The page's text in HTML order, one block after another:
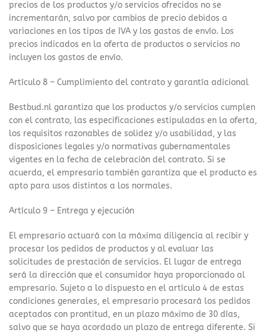
precios de los productos y/o servicios ofrecidos no se
incrementarán, salvo por cambios de precio debidos a
variaciones en los tipos de IVA y los gastos de envío. Los
precios indicados en la oferta de productos o servicios no
incluyen los gastos de envío.
Artículo 8 – Cumplimiento del contrato y garantía adicional
Bestbud.nl garantiza que los productos y/o servicios cumplen
con el contrato, las especificaciones estipuladas en la oferta,
los requisitos razonables de solidez y/o usabilidad, y las
disposiciones legales y/o normativas gubernamentales
vigentes en la fecha de celebración del contrato. Si se
acuerda, el empresario también garantiza que el producto es
apto para usos distintos a los normales.
Artículo 9 – Entrega y ejecución
El empresario actuará con la máxima diligencia al recibir y
procesar los pedidos de productos y al evaluar las
solicitudes de prestación de servicios. El lugar de entrega
será la dirección que el consumidor haya proporcionado al
empresario. Sujeto a lo dispuesto en el artículo 4 de estas
condiciones generales, el empresario procesará los pedidos
aceptados con prontitud, en un plazo máximo de 30 días,
salvo que se haya acordado un plazo de entrega diferente. Si